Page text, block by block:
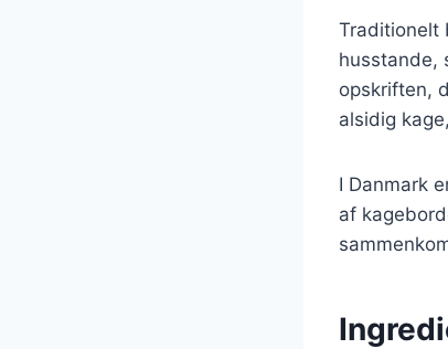
Traditionelt
husstande,
opskriften,
alsidig
I Danmark
af